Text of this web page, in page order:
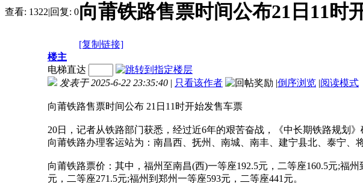
查看: 1322|回复: 0向莆铁路售票时间公布21日11时
[复制链接]
楼主
电梯直达
发表于 2025-6-22 23:35:40 | 只看该作者 |倒序浏览 |阅读模式
向莆铁路售票时间公布 21日11时开始发售车票
20日，记者从铁路部门获悉，经过近6年的艰苦奋战，《中长期铁路规划
向莆铁路办理客运站为：南昌西、抚州、南城、南丰、建宁县北、泰宁、
向莆铁路票价：其中，福州至南昌(西)一等座192.5元，二等座160.5元;福
元，二等座271.5元;福州到郑州一等座593元，二等座441元。